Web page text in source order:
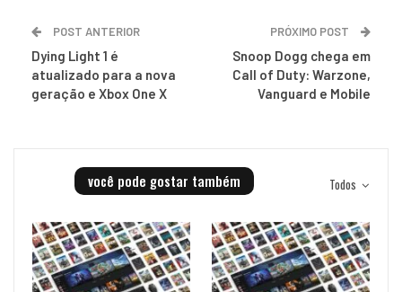
POST ANTERIOR
Dying Light 1 é
atualizado para a nova
geração e Xbox One X
PRÓXIMO POST
Snoop Dogg chega em
Call of Duty: Warzone,
Vanguard e Mobile
Todos
você pode gostar também